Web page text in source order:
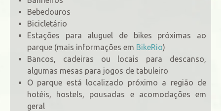
Bebedouros
Bicicletário
Estações para aluguel de bikes próximas ao
parque (mais informações em BikeRio)
Bancos, cadeiras ou locais para descanso,
algumas mesas para jogos de tabuleiro
O parque está localizado próximo a região de
hotéis, hostels, pousadas e acomodações em
geral